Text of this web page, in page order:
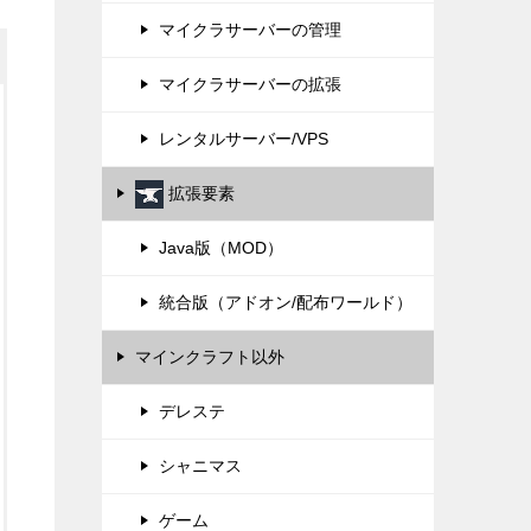
マイクラサーバーの管理
マイクラサーバーの拡張
レンタルサーバー/VPS
拡張要素
Java版（MOD）
統合版（アドオン/配布ワールド）
マインクラフト以外
デレステ
シャニマス
ゲーム